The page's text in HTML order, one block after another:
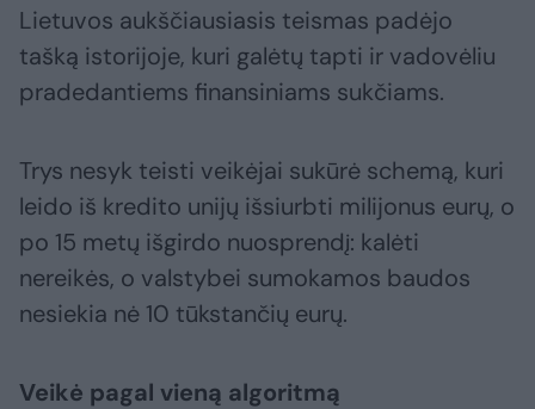
Lietuvos aukščiausiasis teismas padėjo
tašką istorijoje, kuri galėtų tapti ir vadovėliu
pradedantiems finansiniams sukčiams.
Trys nesyk teisti veikėjai sukūrė schemą, kuri
leido iš kredito unijų išsiurbti milijonus eurų, o
po 15 metų išgirdo nuosprendį: kalėti
nereikės, o valstybei sumokamos baudos
nesiekia nė 10 tūkstančių eurų.
Veikė pagal vieną algoritmą